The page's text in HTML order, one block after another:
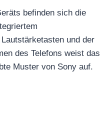
befinden sich die
und der
des Telefons weist das
Muster von Sony auf.